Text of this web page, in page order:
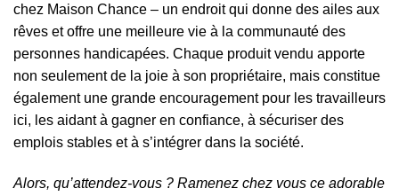
chez Maison Chance – un endroit qui donne des ailes aux
rêves et offre une meilleure vie à la communauté des
personnes handicapées. Chaque produit vendu apporte
non seulement de la joie à son propriétaire, mais constitue
également une grande encouragement pour les travailleurs
ici, les aidant à gagner en confiance, à sécuriser des
emplois stables et à s’intégrer dans la société.
Alors, qu’attendez-vous ? Ramenez chez vous ce adorable